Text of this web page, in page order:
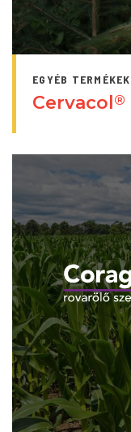
EGYÉB TERMÉKEK
Cervacol ®